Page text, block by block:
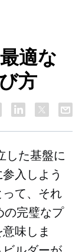
適な
方
した基盤に
入しよう
って、それ
の完璧なプ
味しま